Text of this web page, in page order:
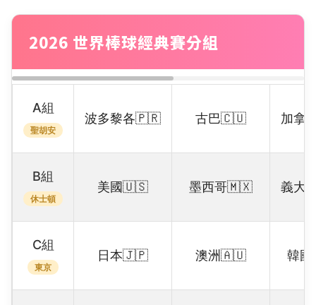
2026 世界棒球經典賽分組
A組
聖胡安
波多黎各🇵🇷 古巴🇨🇺 加拿
B組
休士頓
美國🇺🇸 墨西哥🇲🇽 義大
C組
東京
日本🇯🇵 澳洲🇦🇺 韓